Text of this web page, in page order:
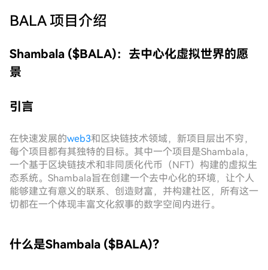
BALA 项目介绍
Shambala ($BALA)：去中心化虚拟世界的愿
景
引言
在快速发展的web3和区块链技术领域，新项目层出不穷，
每个项目都有其独特的目标。其中一个项目是Shambala，
一个基于区块链技术和非同质化代币（NFT）构建的虚拟生
态系统。Shambala旨在创建一个去中心化的环境，让个人
能够建立有意义的联系、创造财富，并构建社区，所有这一
切都在一个体现丰富文化叙事的数字空间内进行。
什么是Shambala ($BALA)？